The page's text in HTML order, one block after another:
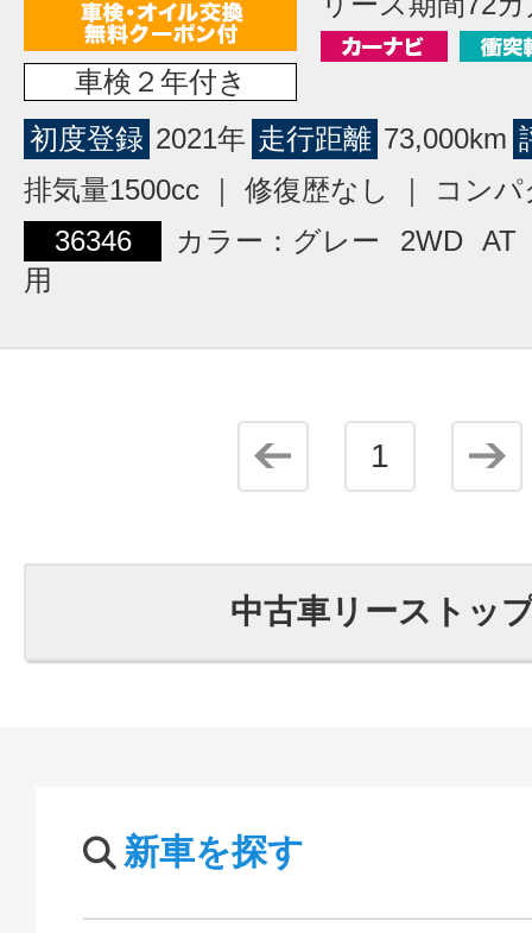
車検２年付き
初度登録 2021年 走行距離 73,000km
排気量1500cc ｜ 修復歴なし ｜ コン
36346
カラー：グレー 2WD AT
用
1
中古車リーストッ
新車を探す